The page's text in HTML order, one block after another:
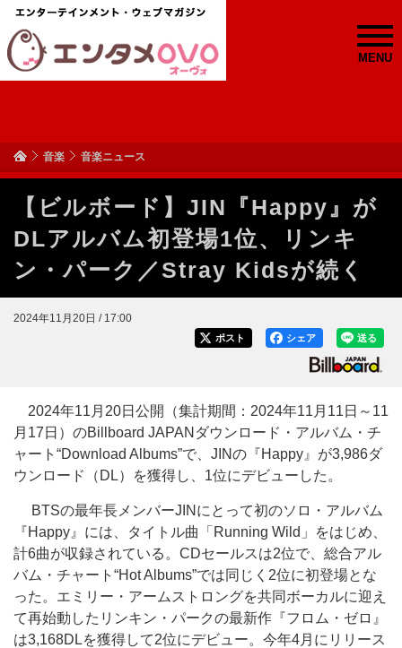
MENU
音楽 音楽ニュース
【ビルボード】JIN『Happy』が
DLアルバム初登場1位、リンキ
ン・パーク／Stray Kidsが続く
2024年11月20日 / 17:00
送る
シェア
ポスト
2024年11月20日公開（集計期間：2024年11月11日～11
月17日）のBillboard JAPANダウンロード・アルバム・チ
ャート“Download Albums”で、JINの『Happy』が3,986ダ
ウンロード（DL）を獲得し、1位にデビューした。
BTSの最年長メンバーJINにとって初のソロ・アルバム
『Happy』には、タイトル曲「Running Wild」をはじめ、
計6曲が収録されている。CDセールスは2位で、総合アル
バム・チャート“Hot Albums”では同じく2位に初登場とな
った。エミリー・アームストロングを共同ボーカルに迎え
て再始動したリンキン・パークの最新作『フロム・ゼロ』
は3,168DLを獲得して2位にデビュー。今年4月にリリース